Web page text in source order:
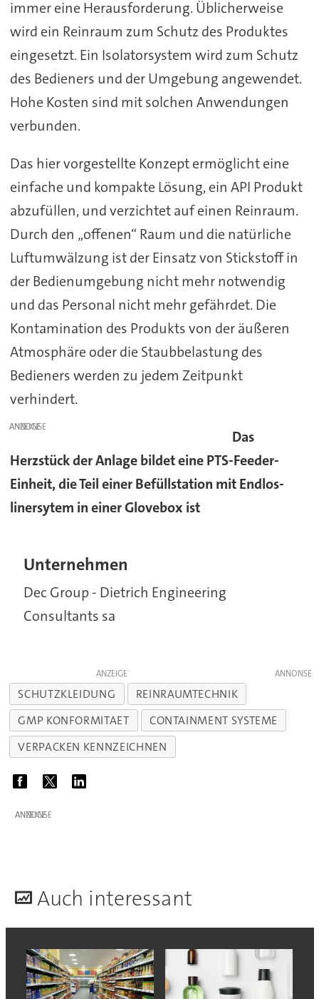
immer eine Herausforderung. Üblicherweise
wird ein Reinraum zum Schutz des Produktes
eingesetzt. Ein Isolatorsystem wird zum Schutz
des Bedieners und der Umgebung angewendet.
Hohe Kosten sind mit solchen Anwendungen
verbunden.
Das hier vorgestellte Konzept ermöglicht eine
einfache und kompakte Lösung, ein API Produkt
abzufüllen, und verzichtet auf einen Reinraum.
Durch den „offenen“ Raum und die natürliche
Luftumwälzung ist der Einsatz von Stickstoff in
der Bedienumgebung nicht mehr notwendig
und das Personal nicht mehr gefährdet. Die
Kontamination des Produkts von der äußeren
Atmosphäre oder die Staubbelastung des
Bedieners werden zu jedem Zeitpunkt
verhindert.
ANZEIGE
Das
Herzstück der Anlage bildet eine PTS-Feeder-
Einheit, die Teil einer Befüllstation mit Endlos-
linersytem in einer Glovebox ist
Unternehmen
Dec Group - Dietrich Engineering
Consultants sa
ANZEIGE
SCHUTZKLEIDUNG
REINRAUMTECHNIK
GMP KONFORMITAET
CONTAINMENT SYSTEME
VERPACKEN KENNZEICHNEN
ANZEIGE
Auch interessant